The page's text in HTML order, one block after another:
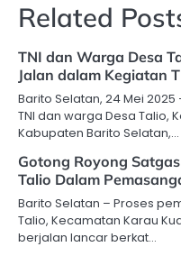
Related
TNI dan Warga Desa
Jalan dalam Kegiatan
Barito Selatan, 24 Mei
TNI dan warga Desa Talio,
Kabupaten Barito Selatan,…
Gotong Royong
Talio Dalam
Barito Selatan – Proses
Talio, Kecamatan Karau
berjalan lancar berkat…